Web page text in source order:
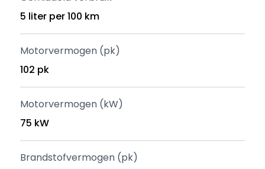
5 liter per 100 km
Motorvermogen (pk)
102 pk
Motorvermogen (kW)
75 kW
Brandstofvermogen (pk)